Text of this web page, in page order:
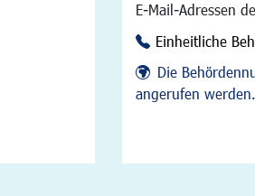
E-Mail-Adressen
Einheitliche
Die
angerufen werden.